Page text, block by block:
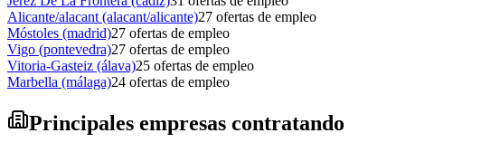
Alicante/alacant (alacant/alicante)27 ofertas de empleo
Móstoles (madrid)27 ofertas de empleo
Vigo (pontevedra)27 ofertas de empleo
Vitoria-Gasteiz (álava)25 ofertas de empleo
Marbella (málaga)24 ofertas de empleo
Principales empresas contratando